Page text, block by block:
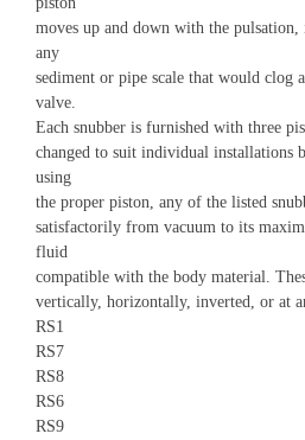
moves up and down with the
any
sediment or pipe scale that would clog
valve.
Each snubber is furnished with three
changed to suit individual installations
using
the proper piston, any of the listed
satisfactorily from vacuum to its
fluid
compatible with the body material.
vertically, horizontally, inverted, or at
RS1
RS7
RS8
RS6
RS9